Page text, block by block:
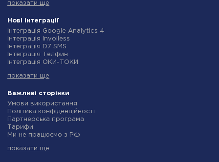
Інтеграція Gmail
Інтеграція Rozetka
Інтеграція OpenAI (ChatGPT)
Інтеграція Binotel
Інтеграція Prom
Інтеграція Приват24
Інтеграція OLX
Інтеграція SendPulse
Інтеграція Stream Telecom
Інтеграція Google Analytics
Інтеграція Creatio
Інтеграція Ringostat
Інтеграція Google Calendar
Інтеграція Airtable
показати ще
Нові інтеграції
Інтеграція Google Analytics 4
Інтеграція Invoiless
Інтеграція D7 SMS
Інтеграція Телфин
Інтеграція ОКИ-ТОКИ
Інтеграція Microsoft Dynamics 365
Інтеграція TxtSync
Інтеграція Wire2Air
Інтеграція Corezoid
Інтеграція Infobip
Інтеграція Instasent
Інтеграція AtomPark
Інтеграція Campaign Monitor
показати ще
Важливі сторінки
Умови використання
Політика конфіденційності
Партнерська програма
Тарифи
Ми не працюємо з РФ
Індивідуальна розробка
показати ще